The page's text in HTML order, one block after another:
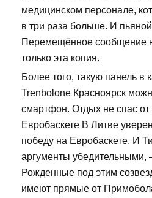
медицинском персонале,
в три раза больше. И
Перемещённое сообщение
только эта копия.
Более того, такую панель в
Trenbolone Красноярск
смартфон. Отдых не спас от
Евробаскете В Литве
победу на Евробаскете. И
аргументы убедительными,
Рожденные под этим
имеют прямые от